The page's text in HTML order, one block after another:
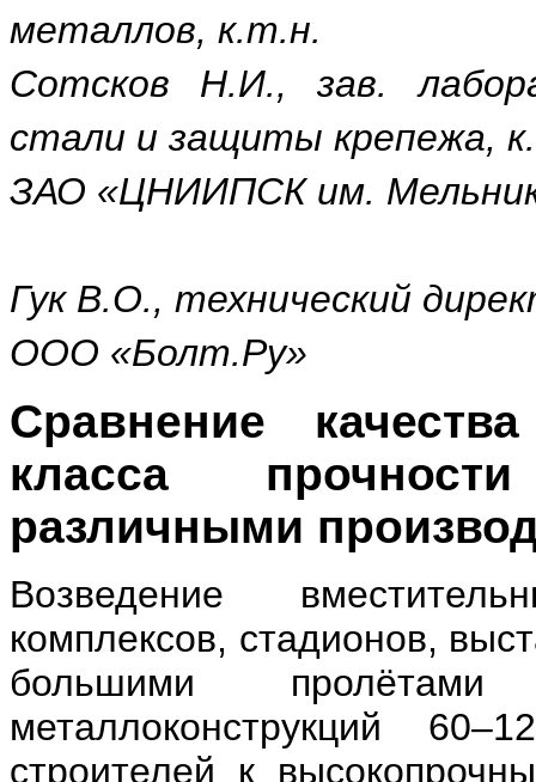
металлов, к.т.н.
Сотсков Н.И., зав.
стали и защиты крепежа,
ЗАО «ЦНИИПСК им.
Гук В.О., технический
ООО «Болт.Ру»
Сравнение
класса
различными
Возведение
комплексов, стадионов,
большими
металлоконструкций
строителей к